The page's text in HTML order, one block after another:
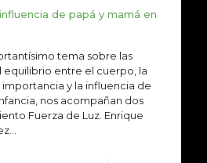
de papá y mamá en
tema sobre las
equilibrio entre el cuerpo, la
y la influencia de
nos acompañan dos
Fuerza de Luz. Enrique